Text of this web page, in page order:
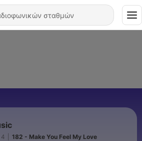
4 182 - Make You Feel My Love